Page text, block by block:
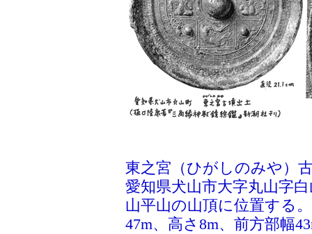
東之宮（ひがしのみや）
愛知県犬山市大字丸山字
山平山の山頂に位置する
47m、高さ8m、前方部幅